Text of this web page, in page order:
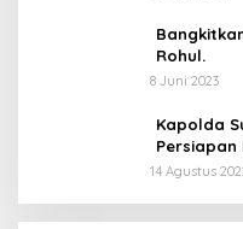
Rohul.
8 Juni 2023
Kapolda
Persiapan
14 Agustus